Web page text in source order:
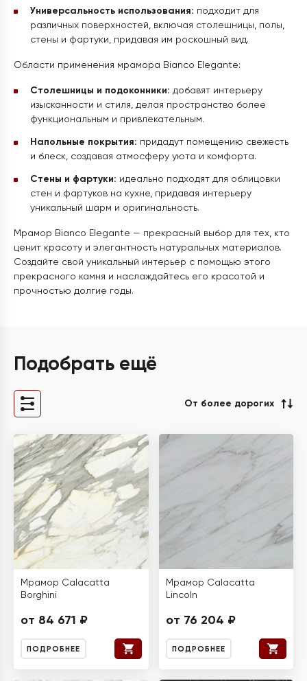
Универсальность использования: подходит для
различных поверхностей, включая столешницы, полы,
стены и фартуки, придавая им роскошный вид.
Области применения мрамора Bianco Elegante:
Столешницы и подоконники: добавят интерьеру
изысканности и стиля, делая пространство более
функциональным и привлекательным.
Напольные покрытия: придадут помещению свежесть
и блеск, создавая атмосферу уюта и комфорта.
Стены и фартуки: идеально подходят для облицовки
стен и фартуков на кухне, придавая интерьеру
уникальный шарм и оригинальность.
Мрамор Bianco Elegante — прекрасный выбор для тех, кто
ценит красоту и элегантность натуральных материалов.
Создайте свой уникальный интерьер с помощью этого
прекрасного камня и наслаждайтесь его красотой и
прочностью долгие годы.
Подобрать ещё
От более дорогих
Мрамор Calacatta
Borghini
от 84 671 ₽
ПОДРОБНЕЕ
Мрамор Calacatta
Lincoln
от 76 204 ₽
ПОДРОБНЕЕ